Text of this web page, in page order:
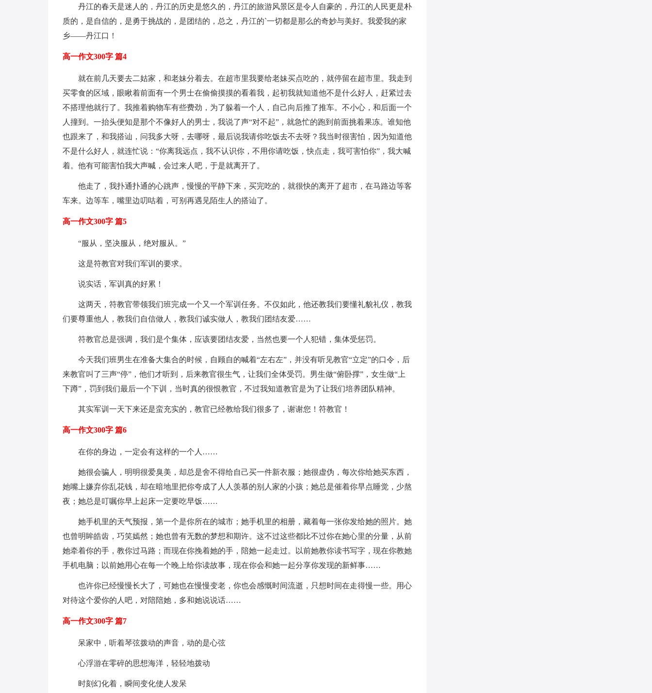
丹江的春天是迷人的，丹江的历史是悠久的，丹江的旅游风景区是令人自豪的，丹江的人民更是朴
质的，是自信的，是勇于挑战的，是团结的，总之，丹江的`一切都是那么的奇妙与美好。我爱我的家
乡——丹江口！
高一作文300字 篇4
就在前几天要去二姑家，和老妹分着去。在超市里我要给老妹买点吃的，就停留在超市里。我走到
买零食的区域，眼瞅着前面有一个男士在偷偷摸摸的看着我，起初我就知道他不是什么好人，赶紧过去
不搭理他就行了。我推着购物车有些费劲，为了躲着一个人，自己向后推了推车。不小心，和后面一个
人撞到。一抬头便知是那个不像好人的男士，我说了声“对不起”，就急忙的跑到前面挑着果冻。谁知他
也跟来了，和我搭讪，问我多大呀，去哪呀，最后说我请你吃饭去不去呀？我当时很害怕，因为知道他
不是什么好人，就连忙说：“你离我远点，我不认识你，不用你请吃饭，快点走，我可害怕你”，我大喊
着。他有可能害怕我大声喊，会过来人吧，于是就离开了。
他走了，我扑通扑通的心跳声，慢慢的平静下来，买完吃的，就很快的离开了超市，在马路边等客
车来。边等车，嘴里边叨咕着，可别再遇见陌生人的搭讪了。
高一作文300字 篇5
“服从，坚决服从，绝对服从。”
这是符教官对我们军训的要求。
说实话，军训真的好累！
这两天，符教官带领我们班完成一个又一个军训任务。不仅如此，他还教我们要懂礼貌礼仪，教我
们要尊重他人，教我们自信做人，教我们诚实做人，教我们团结友爱……
符教官总是强调，我们是个集体，应该要团结友爱，当然也要一个人犯错，集体受惩罚。
今天我们班男生在准备大集合的时候，自顾自的喊着“左右左”，并没有听见教官“立定”的口令，后
来教官叫了三声“停”，他们才听到，后来教官很生气，让我们全体受罚。男生做“俯卧撑”，女生做“上
下蹲”，罚到我们最后一个下训，当时真的很恨教官，不过我知道教官是为了让我们培养团队精神。
其实军训一天下来还是蛮充实的，教官已经教给我们很多了，谢谢您！符教官！
高一作文300字 篇6
在你的身边，一定会有这样的一个人……
她很会骗人，明明很爱臭美，却总是舍不得给自己买一件新衣服；她很虚伪，每次你给她买东西，
她嘴上嫌弃你乱花钱，却在暗地里把你夸成了人人羡慕的别人家的小孩；她总是催着你早点睡觉，少熬
夜；她总是叮嘱你早上起床一定要吃早饭……
她手机里的天气预报，第一个是你所在的城市；她手机里的相册，藏着每一张你发给她的照片。她
也曾明眸皓齿，巧笑嫣然；她也曾有无数的梦想和期许。这不过这些都比不过你在她心里的分量，从前
她牵着你的手，教你过马路；而现在你挽着她的手，陪她一起走过。以前她教你读书写字，现在你教她
手机电脑；以前她用心在每一个晚上给你读故事，现在你会和她一起分享你发现的新鲜事……
也许你已经慢慢长大了，可她也在慢慢变老，你也会感慨时间流逝，只想时间在走得慢一些。用心
对待这个爱你的人吧，对陪陪她，多和她说说话……
高一作文300字 篇7
呆家中，听着琴弦拨动的声音，动的是心弦
心浮游在零碎的思想海洋，轻轻地拨动
时刻幻化着，瞬间变化使人发呆